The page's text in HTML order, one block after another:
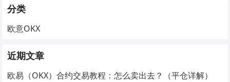
分类
欧意OKX
近期文章
欧易（OKX）合约交易教程：怎么卖出去？（平仓详解）